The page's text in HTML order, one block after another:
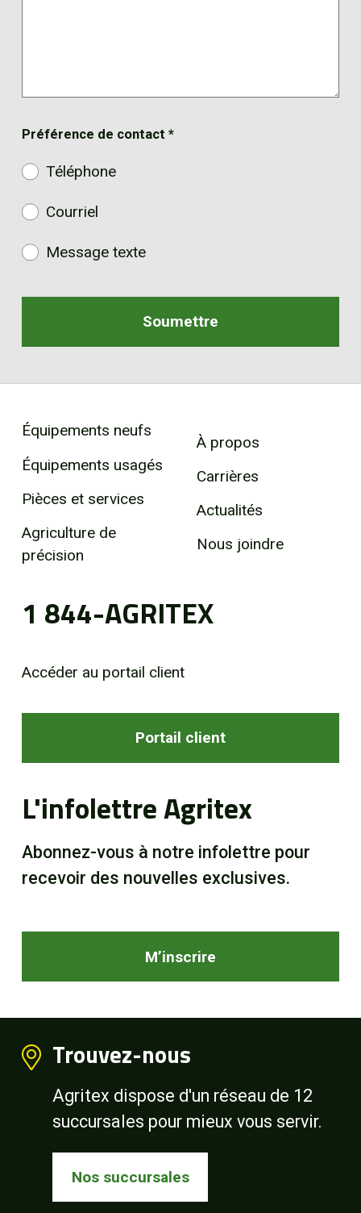
Préférence de contact *
Téléphone
Courriel
Message texte
Équipements neufs
Équipements usagés
Pièces et services
Agriculture de
précision
À propos
Carrières
Actualités
Nous joindre
1 844-AGRITEX
Accéder au portail client
Portail client
L'infolettre Agritex
Abonnez-vous à notre infolettre pour
recevoir des nouvelles exclusives.
M’inscrire
Trouvez-nous
Agritex dispose d'un réseau de 12
succursales pour mieux vous servir.
Nos succursales